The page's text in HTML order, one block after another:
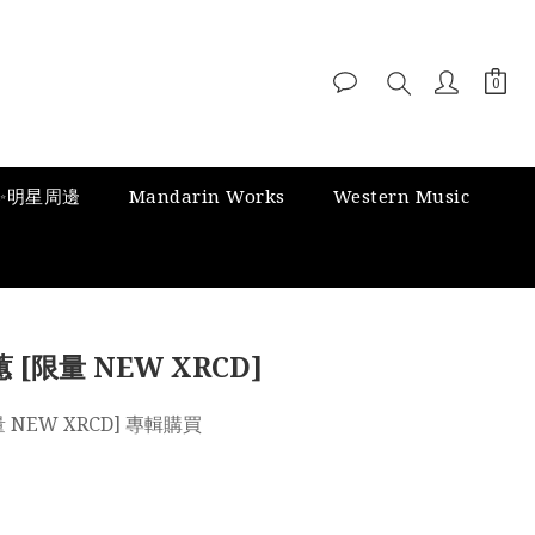
明星周邊 Mandarin Works Western Music
[限量 NEW XRCD]
NEW XRCD] 專輯購買